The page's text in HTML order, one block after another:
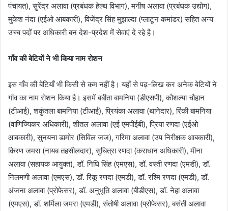
पंचायत), सुरेंद्र अलावा (प्रबंधक हेल्थ विभाग), मनीष अलावा (प्रबंधक उद्योग),
मुकेश नंदा (एईओ आबकारी), विजेंद्र सिंह मुझाल्दा (प्लाटून कमांडर) सहित अन्य
उच्च पदों पर अधिकारी बन देश-प्रदेश में सेवाएं दे रहे है।
गाँव की बेटियों ने भी किया नाम रोशन
इस गाँव की बेटियाँ भी किसी से कम नहीं है। यहाँ से पढ़-लिख कर अनेक बेटियों ने
गाँव का नाम रोशन किया है। इसमें बबीता बामनिया (डीएसपी), कौशल्या चौहान
(टीआई), शकुंतला बामनिया (टीआई), प्रियंका अलावा (थानेदार), रिंकी बामनिया
(वाणिज्यिकर अधिकारी), शीतल अलावा (एई एमपीईबी), प्रिया रणदा (एईओ
आबकारी), सुनयना डामोर (सिविल जज), गरिमा अलावा (उप निरीक्षक आबकारी),
किरण जमरा (नायब तहसीलदार), सुचित्रा रणदा (कराधान अधिकारी), मीना
अलावा (सहायक आयुक्त), डॉ. निधि सिंह (एमएस), डॉ. वस्ती रणदा (एमडी), डॉ.
निलमणी अलावा (एमएस), डॉ. रिंकू रणदा (एमडी), डॉ. रश्मि रणदा (एमडी), डॉ.
अंजना अलावा (प्रोफेसर), डॉ. अनुभूति अलावा (बीडीएस), डॉ. नेहा अलावा
(एमएस), डॉ. शर्मिला जमरा (एमडी), संतोषी अलावा (प्रोफेसर), बसंती अलावा